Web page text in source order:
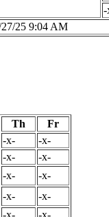
-
25 9:04 AM
Th
Fr
-x-
-x-
-x-
-x-
-x-
-x-
-x-
-x-
-x-
-x-